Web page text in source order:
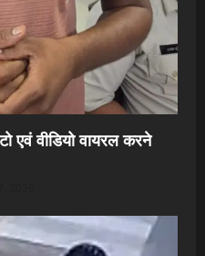
एवं वीडियो वायरल करने